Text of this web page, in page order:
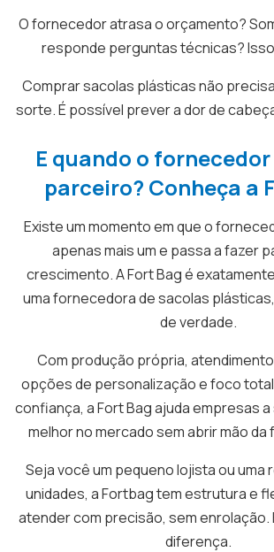
O fornecedor atrasa o orçamento?
responde perguntas técnicas?
Comprar sacolas plásticas não
sorte. É possível prever a dor de
E quando o
parceiro? Conheça a
Existe um momento em que o
apenas mais um e passa a fazer
crescimento. A Fort Bag é
uma fornecedora de sacolas
de verdade.
Com produção própria,
opções de personalização e foco
confiança, a Fort Bag ajuda empresas
melhor no mercado sem abrir mão da
Seja você um pequeno lojista ou uma
unidades, a Fortbag tem estrutura e
atender com precisão, sem enrolação.
diferença.